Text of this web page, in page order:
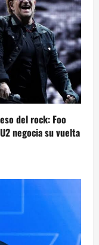
del rock: Foo
negocia su vuelta